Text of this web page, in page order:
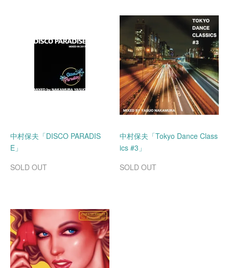
中村保夫「DISCO PARADIS
E」
SOLD OUT
中村保夫「Tokyo Dance Class
ics #3」
SOLD OUT